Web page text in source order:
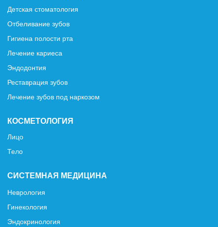
Детская стоматология
Отбеливание зубов
Гигиена полости рта
Лечение кариеса
Эндодонтия
Реставрация зубов
Лечение зубов под наркозом
КОСМЕТОЛОГИЯ
Лицо
Тело
СИСТЕМНАЯ МЕДИЦИНА
Неврология
Гинекология
Эндокринология